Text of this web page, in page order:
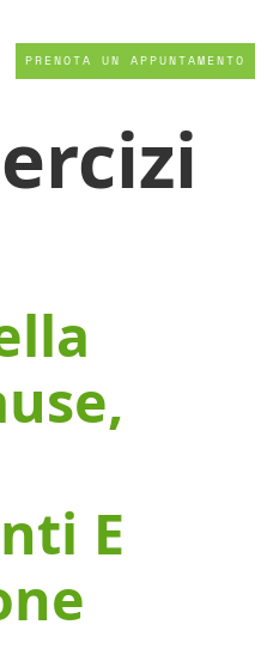
PRENOTA UN APPUNTAMENTO
E